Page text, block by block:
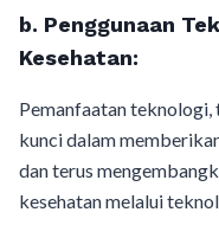
b. Penggunaan
Kesehatan:
Pemanfaatan teknologi,
kunci dalam
dan terus
kesehatan melalui